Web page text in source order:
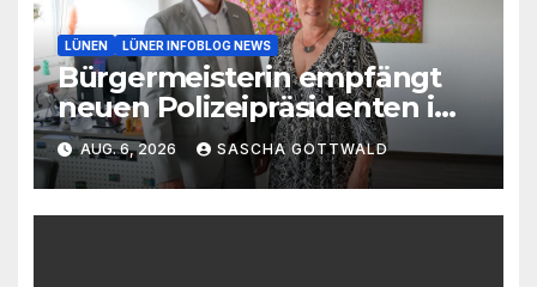
LÜNEN LÜNER INFOBLOG NEWS
Bürgermeisterin empfängt
neuen Polizeipräsidenten im
Rathaus
AUG. 6, 2026 SASCHA GOTTWALD